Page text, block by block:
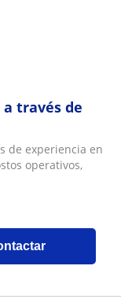
través de
de experiencia en
operativos,